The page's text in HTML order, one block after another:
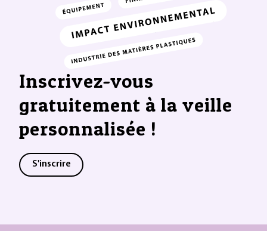
Inscrivez-vous
gratuitement à la veille
personnalisée !
S'inscrire